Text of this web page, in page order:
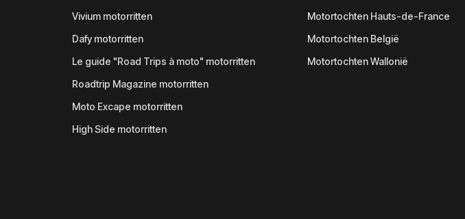
Vivium motorritten
Dafy motorritten
Le guide "Road Trips à moto" motorritten
Roadtrip Magazine motorritten
Moto Excape motorritten
High Side motorritten
Motortochten Hauts-de-France
Motortochten België
Motortochten Wallonië